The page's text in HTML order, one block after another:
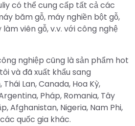
có thể cung cấp tất cả các
băm gỗ, máy nghiền bột gỗ,
viên gỗ, v.v. với công nghệ
nghiệp cũng là sản phẩm hot
và đã xuất khẩu sang
Lan, Canada, Hoa Kỳ,
Pháp, Romania, Tây
Afghanistan, Nigeria, Nam Phi,
quốc gia khác.